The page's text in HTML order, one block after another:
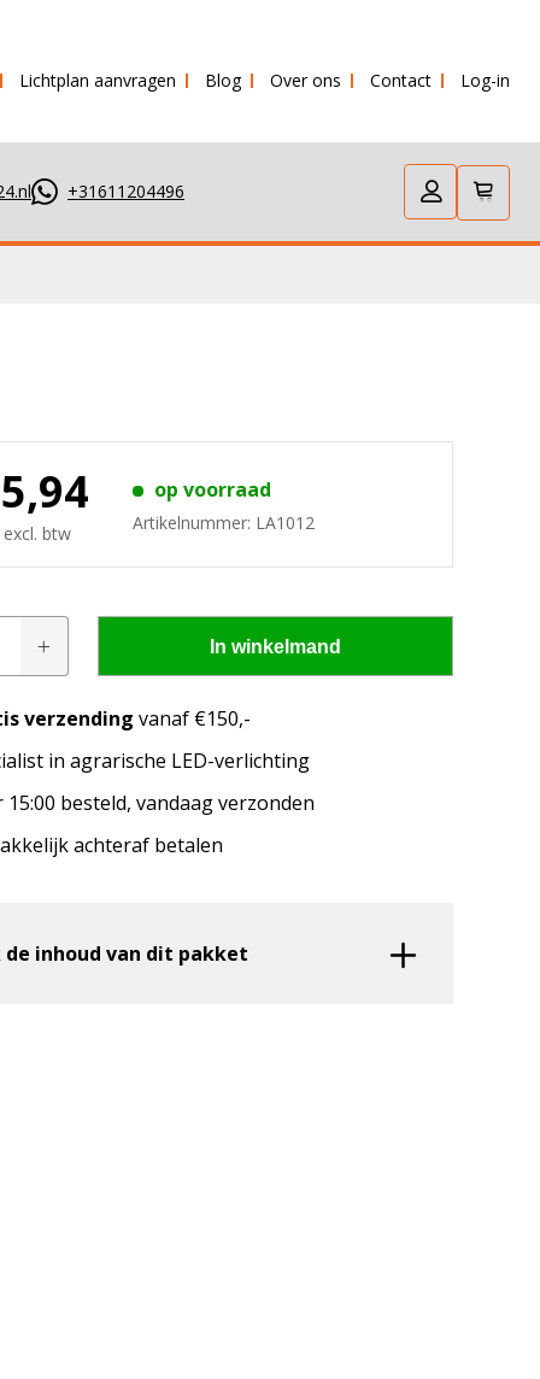
verstuurd!
Lichtplan aanvragen Blog Over ons Contact Log-in
+31611204496
passen op mijn
model en het bouwjaar van jouw trekker en
lampen de LED configurator jou aanbeveelt!
btw
op voorraad
Artikelnummer: LA1012
In winkelmand
verzending vanaf €150,-
in agrarische LED-verlichting
15:00 besteld, vandaag verzonden
achteraf betalen
de inhoud van dit pakket